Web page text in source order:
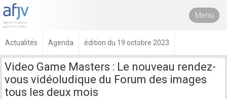
Menu
Actualités Agenda édition du 19 octobre 2023
Video Game Masters : Le nouveau rendez-
vous vidéoludique du Forum des images
tous les deux mois